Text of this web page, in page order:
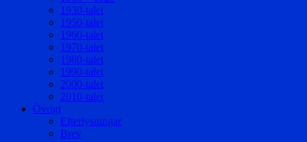
1930-talet
1950-talet
1960-talet
1970-talet
1980-talet
1990-talet
2000-talet
2010-talet
Övrigt
Efterlysningar
Brev